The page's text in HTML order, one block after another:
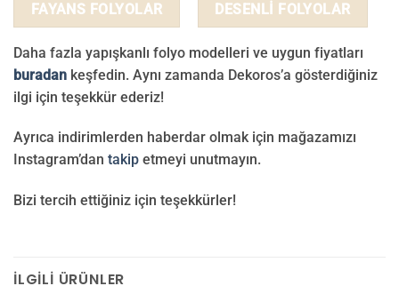
FAYANS FOLYOLAR DESENLİ FOLYOLAR
Daha fazla yapışkanlı folyo modelleri ve uygun fiyatları
buradan keşfedin. Aynı zamanda Dekoros’a gösterdiğiniz
ilgi için teşekkür ederiz!
Ayrıca indirimlerden haberdar olmak için mağazamızı
Instagram’dan takip etmeyi unutmayın.
Bizi tercih ettiğiniz için teşekkürler!
İLGILI ÜRÜNLER